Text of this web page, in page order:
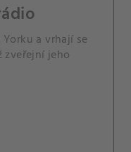
a vrhají se
zveřejní jeho